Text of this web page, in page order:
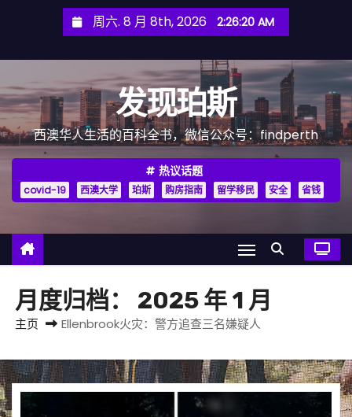
周六. 8 月 8th, 2026 2:26:21 AM
发现珀斯
西澳华人生活的百科全书，微信公众号：findperth
热议话题
covid-19 西澳大学 珀斯 购房指南 留学移民 安全 省钱
月度归档： 2025 年 1 月
主页 Ellenbrook火灾：警方追查三名嫌疑人